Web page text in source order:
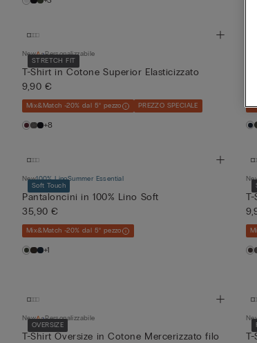
STRETCH FIT
New Personalizzabile
T-Shirt in Cotone Superior Elasticizzato
9,90 €
Mix&Match -20% dal 5° pezzo PREZZO SPECIALE
+8
Soft Touch
New100% LinoSummer Essential
Pantaloncini in 100% Lino Soft
35,90 €
Mix&Match -20% dal 5° pezzo
+1
OVERSIZE
New Personalizzabile
T-Shirt Oversize in Cotone Mercerizzato filo